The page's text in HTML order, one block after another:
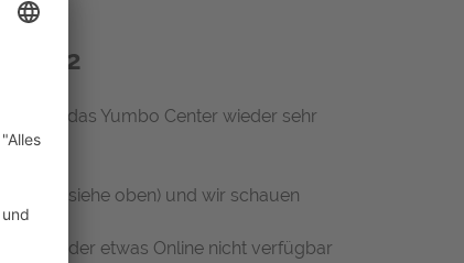
2022
um das Yumbo Center wieder sehr
- siehe oben) und wir schauen
oder etwas Online nicht verfügbar